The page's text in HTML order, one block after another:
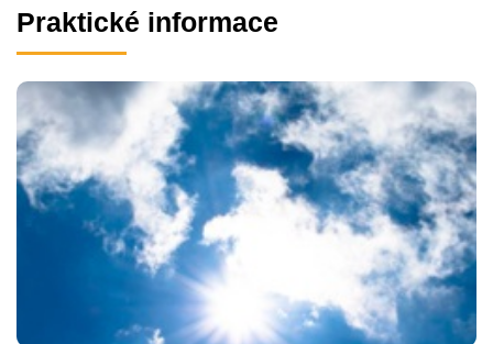
Praktické informace